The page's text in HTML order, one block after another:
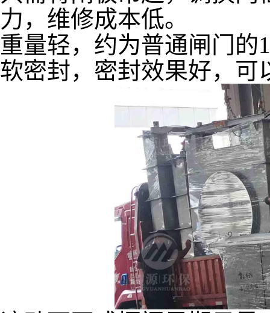
力，维修成本低。
重量轻，约为普通闸门的
软密封，密封效果好，可